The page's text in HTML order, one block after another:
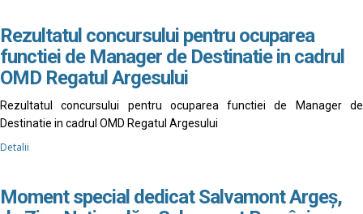
Rezultatul concursului pentru ocuparea
functiei de Manager de Destinatie in cadrul
OMD Regatul Argesului
Rezultatul concursului pentru ocuparea functiei de Manager de
Destinatie in cadrul OMD Regatul Argesului
Detalii
Moment special dedicat Salvamont Argeș,